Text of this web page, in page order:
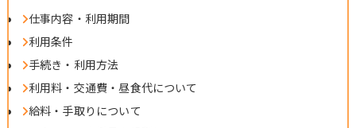
仕事内容・利用期間
利用条件
手続き・利用方法
利用料・交通費・昼食代について
給料・手取りについて